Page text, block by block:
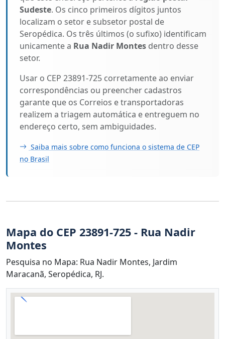
Sudeste. Os cinco primeiros dígitos juntos
localizam o setor e subsetor postal de
Seropédica. Os três últimos (o sufixo) identificam
unicamente a Rua Nadir Montes dentro desse
setor.
Usar o CEP 23891-725 corretamente ao enviar
correspondências ou preencher cadastros
garante que os Correios e transportadoras
realizem a triagem automática e entreguem no
endereço certo, sem ambiguidades.
Saiba mais sobre como funciona o sistema de CEP
no Brasil
Mapa do CEP 23891-725 - Rua Nadir
Montes
Pesquisa no Mapa: Rua Nadir Montes, Jardim
Maracanã, Seropédica, RJ.